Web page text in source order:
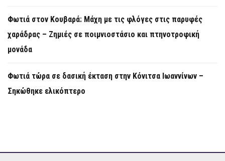
Φωτιά στον Κουβαρά: Μάχη με τις φλόγες στις παρυφές
χαράδρας – Ζημιές σε ποιμνιοστάσιο και πτηνοτροφική
μονάδα
Φωτιά τώρα σε δασική έκταση στην Κόνιτσα Ιωαννίνων –
Σηκώθηκε ελικόπτερο